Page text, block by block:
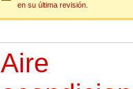
en su última revisión.
Aire